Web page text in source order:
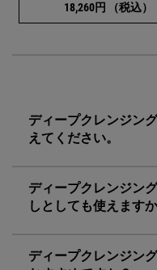
18,260円 （税込）
ディープクレンジン
えてください。
ディープクレンジン
しとしても使えます
ディープクレンジン